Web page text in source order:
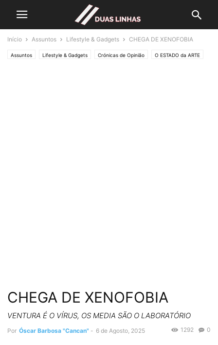
Início Assuntos Lifestyle & Gadgets CHEGA DE XENOFOBIA
Assuntos Lifestyle & Gadgets Crónicas de Opinião O ESTADO da ARTE
CHEGA DE XENOFOBIA
VENTURA É O VÍRUS, OS MEDIA SÃO O LABORATÓRIO
Por Óscar Barbosa "Cancan" - 6 de Agosto, 2025 0
1292